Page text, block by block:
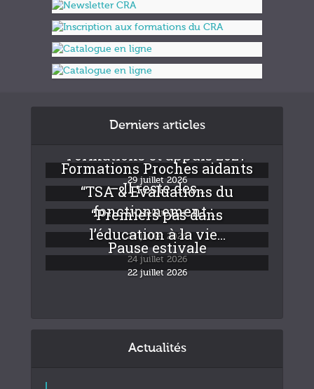
Derniers articles
Formations et appuis 2027
29 juillet 2026
Formations Proches aidants
– Il reste des...
24 juillet 2026
“TSA & Evaluations du
fonctionnement :...
24 juillet 2026
“Premiers pas dans
l’éducation à la vie...
24 juillet 2026
Pause estivale
22 juillet 2026
Actualités